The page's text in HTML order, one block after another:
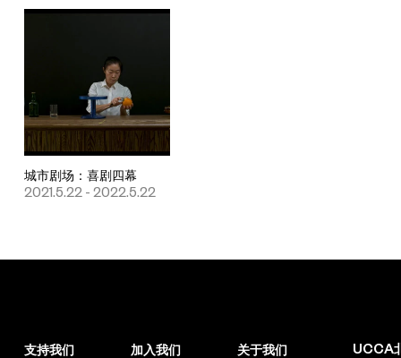
城市剧场：喜剧四幕
2021.5.22 - 2022.5.22
支持我们 加入我们 关于我们
UCCA